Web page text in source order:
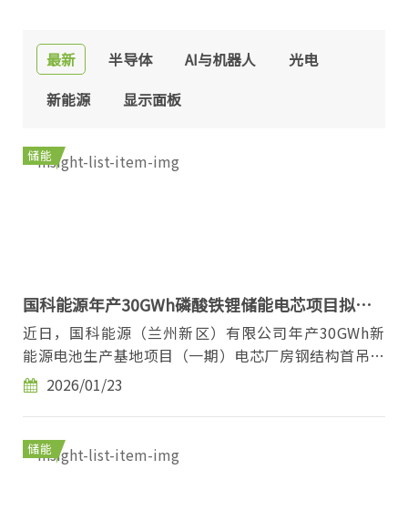
最新 半导体 AI与机器人
光电
新能源
显示面板
储能
国科能源年产30GWh磷酸铁锂储能电芯项目拟落
地兰州
近日，国科能源（兰州新区）有限公司年产30GWh新
能源电池生产基地项目（一期）电芯厂房钢结构首吊仪
式在兰州新区举行。 该项目作为兰州新区新能源产业...
2026/01/23
储能